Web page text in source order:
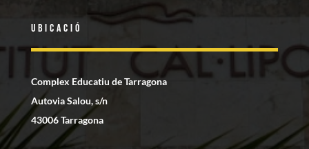
Ubicació
Complex Educatiu de Tarragona
Autovia Salou, s/n
43006 Tarragona